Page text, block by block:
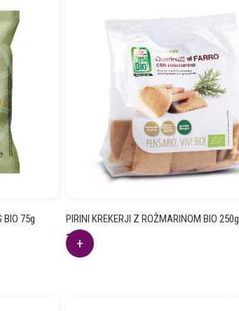
BIO 75g
PIRINI KREKERJI Z ROŽMARINOM BIO 250g
3.17
€